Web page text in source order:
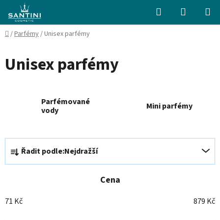
obsah
Hledat
KOŠÍK
Domů
/Parfémy/Unisex parfémy
Unisex parfémy
Parfémované
vody
Mini parfémy
Ř
z
n
í
Řadit podle:Nejdražší
Cena
71 Kč 879 Kč